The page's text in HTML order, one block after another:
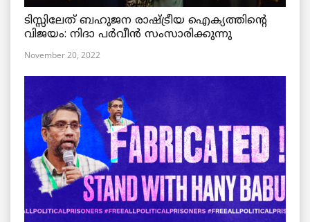
ടിസ്സിലേത് ബഹുജന രാഷ്ട്രീയ ഐക്യത്തിന്റെ
വിജയം: നിദാ പർവീൻ സംസാരിക്കുന്നു
November 20, 2022